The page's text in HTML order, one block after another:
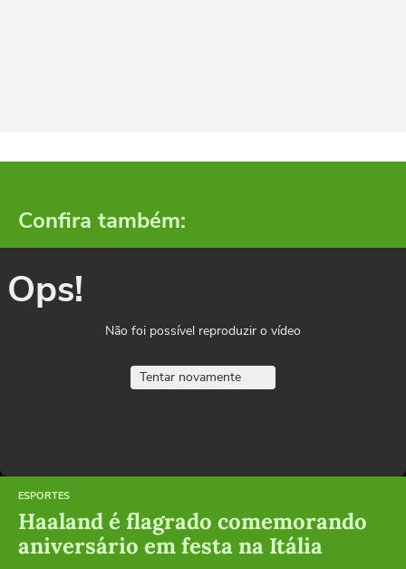
Confira também:
Ops!
Não foi possível reproduzir o vídeo
Tentar novamente
ESPORTES
Haaland é flagrado comemorando
aniversário em festa na Itália